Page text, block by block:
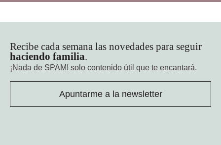
Recibe cada semana las novedades para seguir
haciendo familia.
¡Nada de SPAM! solo contenido útil que te encantará.
Apuntarme a la newsletter